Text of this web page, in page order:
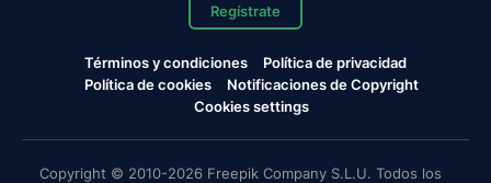
Regístrate
Términos y condiciones
Política de privacidad
Política de cookies
Notificaciones de Copyright
Cookies settings
Copyright © 2010-2026 Freepik Company S.L.U. Todos los